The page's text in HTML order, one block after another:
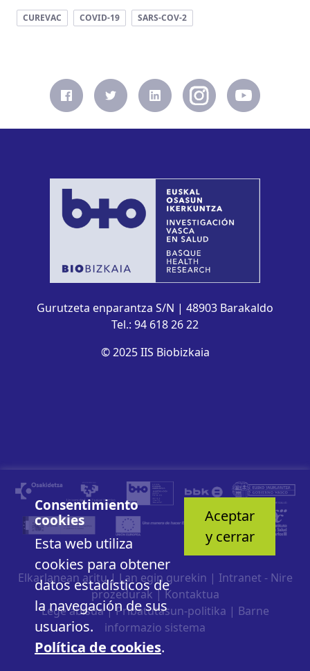
CUREVAC COVID-19 SARS-COV-2
Gurutzeta enparantza S/N | 48903 Barakaldo
Tel.: 94 618 26 22
© 2025 IIS Biobizkaia
Consentimiento
cookies
Esta web utiliza
cookies para obtener
datos estadísticos de
la navegación de sus
usuarios.
Política de cookies.
Aceptar
y cerrar
Elkarlanean aritu| Lan egin gurekin | Intranet - Nire
prozedurak|Kontaktua
Lege abisua|Pribatutasun-politika | Barne
informazio sistema